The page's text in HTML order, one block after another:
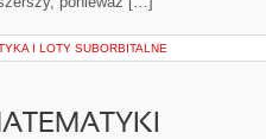
I LOTY SUBORBITALNE